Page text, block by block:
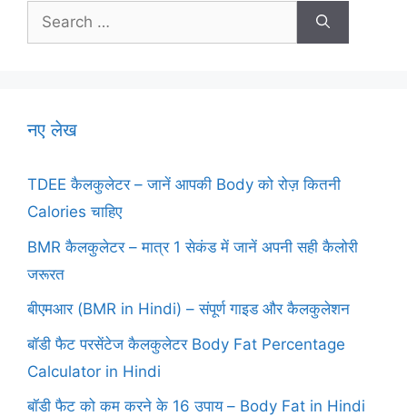
Search
for:
नए लेख
TDEE कैलकुलेटर – जानें आपकी Body को रोज़ कितनी
Calories चाहिए
BMR कैलकुलेटर – मात्र 1 सेकंड में जानें अपनी सही कैलोरी
जरूरत
बीएमआर (BMR in Hindi) – संपूर्ण गाइड और कैलकुलेशन
बॉडी फैट परसेंटेज कैलकुलेटर Body Fat Percentage
Calculator in Hindi
बॉडी फैट को कम करने के 16 उपाय – Body Fat in Hindi